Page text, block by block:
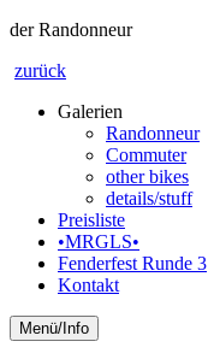
der Randonneur
zurück
Galerien
Randonneur
Commuter
other bikes
details/stuff
Preisliste
•MRGLS•
Fenderfest Runde 3
Kontakt
Info